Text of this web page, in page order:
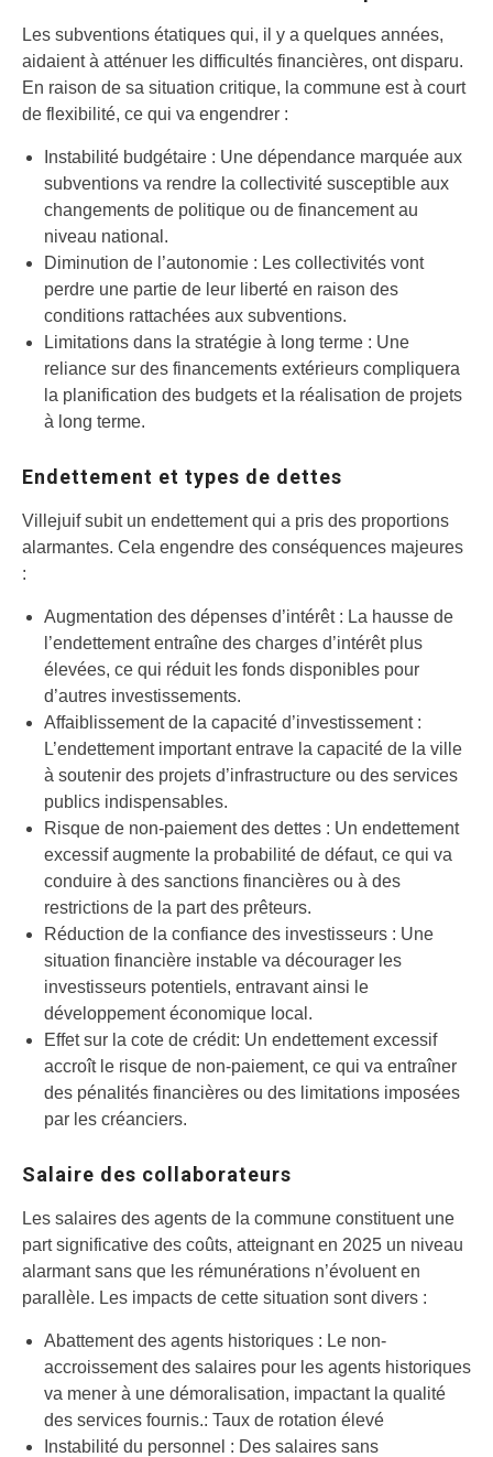
Les subventions étatiques qui, il y a quelques années,
aidaient à atténuer les difficultés financières, ont disparu.
En raison de sa situation critique, la commune est à court
de flexibilité, ce qui va engendrer :
Instabilité budgétaire : Une dépendance marquée aux
subventions va rendre la collectivité susceptible aux
changements de politique ou de financement au
niveau national.
Diminution de l’autonomie : Les collectivités vont
perdre une partie de leur liberté en raison des
conditions rattachées aux subventions.
Limitations dans la stratégie à long terme : Une
reliance sur des financements extérieurs compliquera
la planification des budgets et la réalisation de projets
à long terme.
Endettement et types de dettes
Villejuif subit un endettement qui a pris des proportions
alarmantes. Cela engendre des conséquences majeures
:
Augmentation des dépenses d’intérêt : La hausse de
l’endettement entraîne des charges d’intérêt plus
élevées, ce qui réduit les fonds disponibles pour
d’autres investissements.
Affaiblissement de la capacité d’investissement :
L’endettement important entrave la capacité de la ville
à soutenir des projets d’infrastructure ou des services
publics indispensables.
Risque de non-paiement des dettes : Un endettement
excessif augmente la probabilité de défaut, ce qui va
conduire à des sanctions financières ou à des
restrictions de la part des prêteurs.
Réduction de la confiance des investisseurs : Une
situation financière instable va décourager les
investisseurs potentiels, entravant ainsi le
développement économique local.
Effet sur la cote de crédit: Un endettement excessif
accroît le risque de non-paiement, ce qui va entraîner
des pénalités financières ou des limitations imposées
par les créanciers.
Salaire des collaborateurs
Les salaires des agents de la commune constituent une
part significative des coûts, atteignant en 2025 un niveau
alarmant sans que les rémunérations n’évoluent en
parallèle. Les impacts de cette situation sont divers :
Abattement des agents historiques : Le non-
accroissement des salaires pour les agents historiques
va mener à une démoralisation, impactant la qualité
des services fournis.: Taux de rotation élevé
Instabilité du personnel : Des salaires sans